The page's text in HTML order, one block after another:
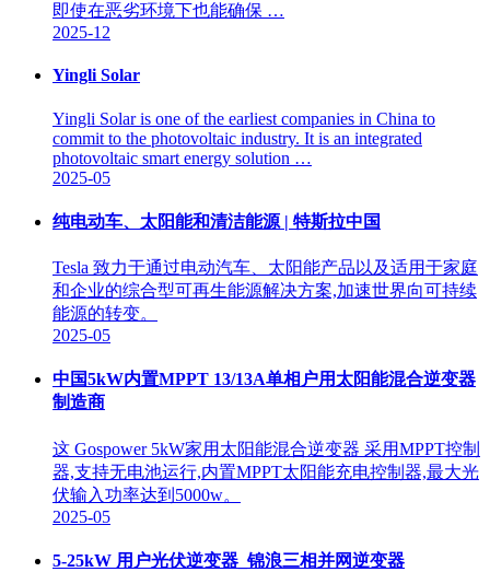
即使在恶劣环境下也能确保 …
2025-12
Yingli Solar
Yingli Solar is one of the earliest companies in China to
commit to the photovoltaic industry. It is an integrated
photovoltaic smart energy solution …
2025-05
纯电动车、太阳能和清洁能源 | 特斯拉中国
Tesla 致力于通过电动汽车、太阳能产品以及适用于家庭
和企业的综合型可再生能源解决方案,加速世界向可持续
能源的转变。
2025-05
中国5kW内置MPPT 13/13A单相户用太阳能混合逆变器
制造商
这 Gospower 5kW家用太阳能混合逆变器 采用MPPT控制
器,支持无电池运行,内置MPPT太阳能充电控制器,最大光
伏输入功率达到5000w。
2025-05
5-25kW 用户光伏逆变器_锦浪三相并网逆变器